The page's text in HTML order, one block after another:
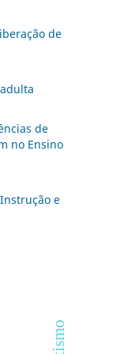
de
de
no Ensino
e